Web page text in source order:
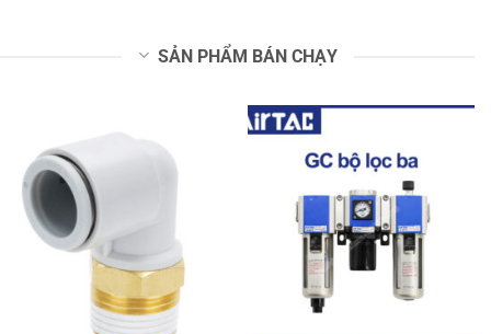
SẢN PHẨM BÁN CHẠY